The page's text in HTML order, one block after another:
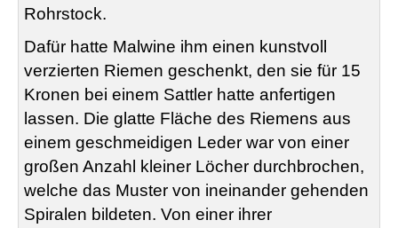
Rohrstock.
Dafür hatte Malwine ihm einen kunstvoll
verzierten Riemen geschenkt, den sie für 15
Kronen bei einem Sattler hatte anfertigen
lassen. Die glatte Fläche des Riemens aus
einem geschmeidigen Leder war von einer
großen Anzahl kleiner Löcher durchbrochen,
welche das Muster von ineinander gehenden
Spiralen bildeten. Von einer ihrer